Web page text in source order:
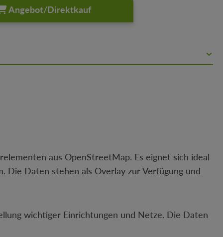
Angebot/Direktkauf
aus OpenStreetMap. Es eignet sich ideal
Die Daten stehen als Overlay zur Verfügung und
wichtiger Einrichtungen und Netze. Die Daten